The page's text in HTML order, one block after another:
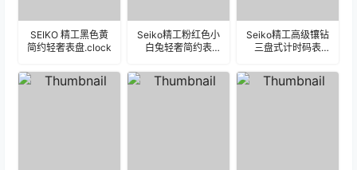
SEIKO 精工黑色黄
简约轻奢表盘.clock
Seiko精工粉红色小
白兔轻奢简约表
Seiko精工高级镶钻
三盘式计时码表